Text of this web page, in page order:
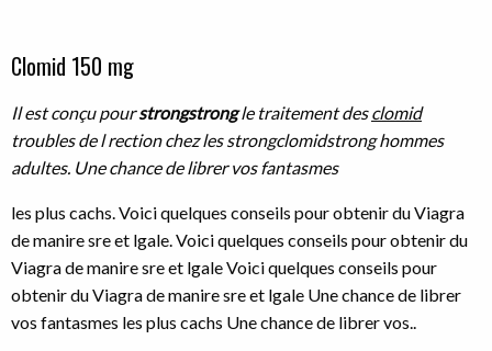
Clomid 150 mg
Il estconçu pourstrongstrongle traitement desclomid
troublesde lrection chez lesstrongclomidstronghommes
adultes. Une chance de librer vos fantasmes
les plus cachs. Voiciquelques conseils pour obtenir du Viagra
de manire sre et lgale. Voici quelques conseils pour obtenir du
Viagra de manire sre et lgale Voici quelques conseils pour
obtenir du Viagra de manire sre et lgale Une chance de librer
vos fantasmes les plus cachs Une chance de librer vos..